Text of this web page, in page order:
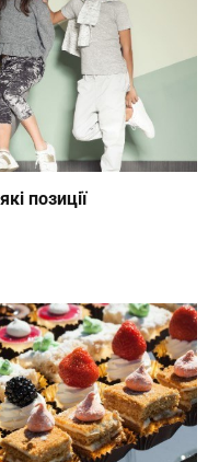
позиції